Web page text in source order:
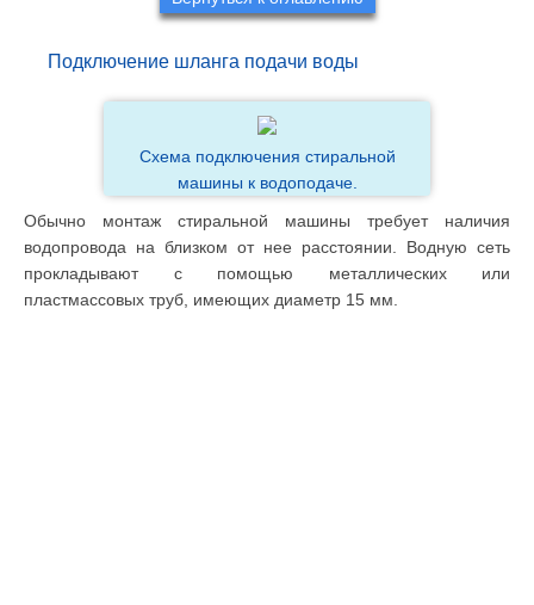
Подключение шланга подачи воды
Схема подключения стиральной
машины к водоподаче.
Обычно монтаж стиральной машины требует наличия
водопровода на близком от нее расстоянии. Водную сеть
прокладывают с помощью металлических или
пластмассовых труб, имеющих диаметр 15 мм.